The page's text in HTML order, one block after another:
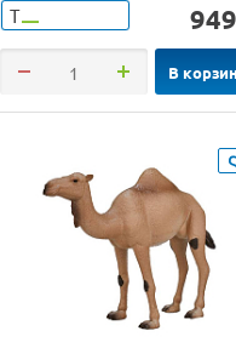
Т 949
В